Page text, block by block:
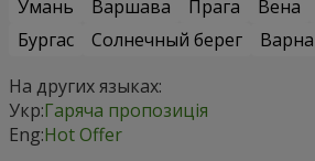
Умань
Варшава Прага Вена
Бургас
Солнечный берег Варна
На других языках:
Укр:Гаряча пропозиція
Eng:Hot Offer